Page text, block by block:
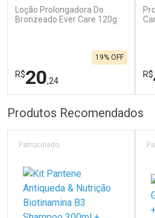
Loção Prolongadora Do
Bronzeado Ever Care 120g
R$20,24
19% OFF
Laboratório
Por Menos
R$
Produtos Recomendados
Patrocinado